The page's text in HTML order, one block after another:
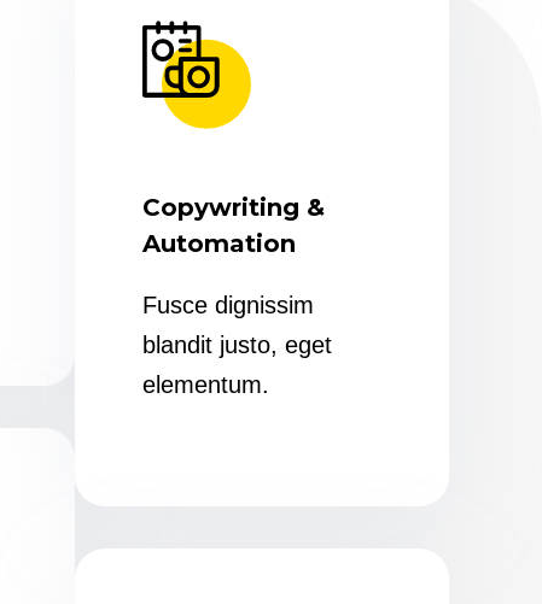
Copywriting &
Automation
Fusce dignissim
blandit justo, eget
elementum.